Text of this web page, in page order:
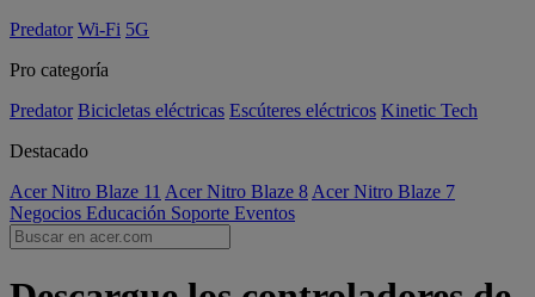
Predator Wi-Fi 5G
Pro categoría
Predator Bicicletas eléctricas Escúteres eléctricos Kinetic Tech
Destacado
Acer Nitro Blaze 11 Acer Nitro Blaze 8 Acer Nitro Blaze 7
Negocios Educación Soporte Eventos